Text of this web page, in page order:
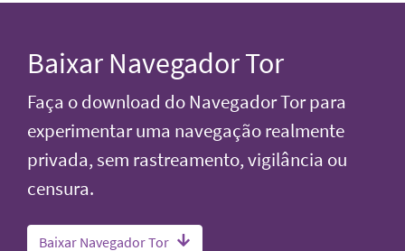
Baixar Navegador Tor
Faça o download do Navegador Tor para
experimentar uma navegação realmente
privada, sem rastreamento, vigilância ou
censura.
Baixar Navegador Tor